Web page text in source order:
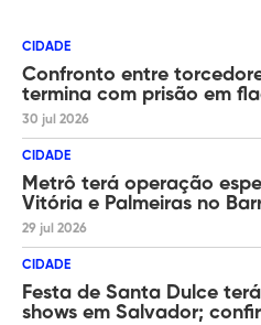
CIDADE
Confronto entre
termina com prisão em
30 jul 2026
CIDADE
Metrô terá operação
Vitória e Palmeiras no
29 jul 2026
CIDADE
Festa de Santa Dulce
shows em Salvador;